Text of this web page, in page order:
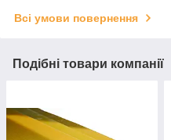
Всі умови повернення
Подібні товари компанії